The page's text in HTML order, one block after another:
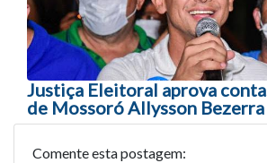
Justiça Eleitoral aprova
de Mossoró Allysson Bezerra
Comente esta postagem: